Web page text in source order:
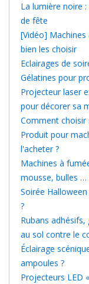
La lumière noire
de fête
[Vidéo]
bien les choisir
Eclairages de
Gélatines pour
Projecteur laser
pour décorer sa
Comment choisir
Produit pour
l'acheter ?
Machines à
mousse, bulles …
Soirée
?
Rubans
au sol contre le
Éclairage
ampoules ?
Projecteurs LED